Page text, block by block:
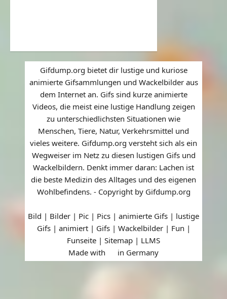
Gifdump.org bietet dir lustige und kuriose
animierte Gifsammlungen und Wackelbilder aus
dem Internet an. Gifs sind kurze animierte
Videos, die meist eine lustige Handlung zeigen
zu unterschiedlichsten Situationen wie
Menschen, Tiere, Natur, Verkehrsmittel und
vieles weitere. Gifdump.org versteht sich als ein
Wegweiser im Netz zu diesen lustigen Gifs und
Wackelbildern. Denkt immer daran: Lachen ist
die beste Medizin des Alltages und des eigenen
Wohlbefindens. - Copyright by Gifdump.org
Bild | Bilder | Pic | Pics | animierte Gifs | lustige
Gifs | animiert | Gifs | Wackelbilder | Fun |
Funseite | Sitemap | LLMS
Made with
in Germany